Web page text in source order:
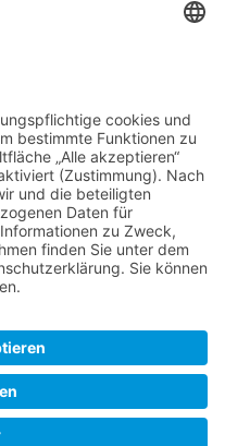
Staig
/ 308 37 38
759 899 39
Alle Rechte